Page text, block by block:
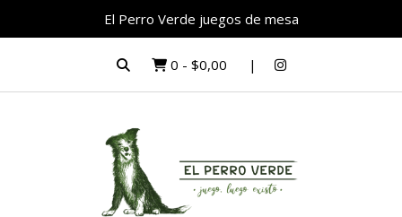
El Perro Verde juegos de mesa
0 - $0,00